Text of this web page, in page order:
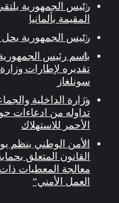
رئيس الجمهورية يلتقي
المقيمة بألمانيا
رئيس الجمهورية يحل
باسم رئيس الجمهورية,
تقديره لإطارات وزارة
سونلغاز
وزارة الداخلية
تداوله من ادعاءات
الأحمر للاستهلاك
الأمن الوطني ينظم
القانون المتعلق
معالجة المعطيات ذات
العمل الأمني”